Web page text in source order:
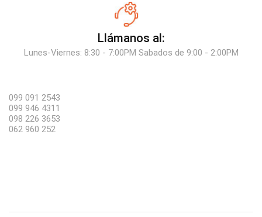
Llámanos al:
Lunes-Viernes: 8:30 - 7:00PM Sabados de 9:00 - 2:00PM
099 091 2543
099 946 4311
098 226 3653
062 960 252